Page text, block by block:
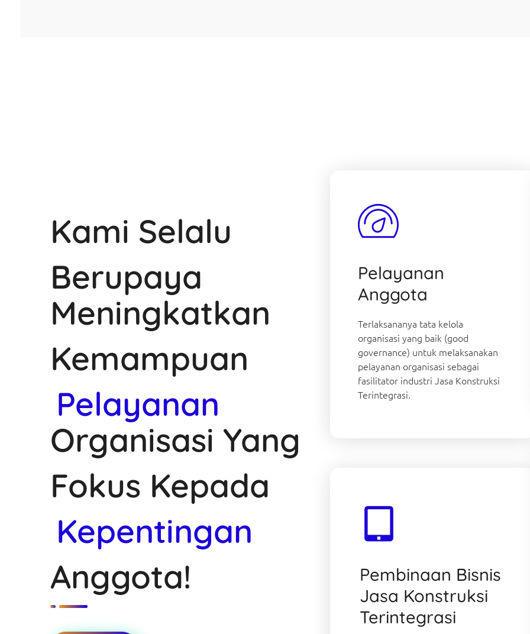
Kami Selalu
Berupaya
Meningkatkan
Kemampuan
Pelayanan
Organisasi Yang
Fokus Kepada
Kepentingan
Anggota!
Pelayanan
Anggota
Terlaksananya tata kelola
organisasi yang baik (good
governance) untuk melaksanakan
pelayanan organisasi sebagai
fasilitator industri Jasa Konstruksi
Terintegrasi.
Pembinaan Bisnis
Jasa Konstruksi
Terintegrasi